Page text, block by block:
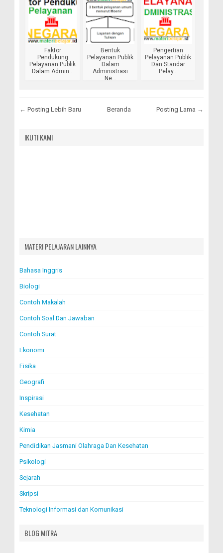
Faktor
Pendukung
Pelayanan Publik
Dalam Admin...
Bentuk
Pelayanan Publik
Dalam
Administrasi
Ne...
Pengertian
Pelayanan Publik
Dan Standar
Pelay...
← Posting Lebih Baru Posting Lama →
Beranda
IKUTI KAMI
MATERI PELAJARAN LAINNYA
Bahasa Inggris
Biologi
Contoh Makalah
Contoh Soal Dan Jawaban
Contoh Surat
Ekonomi
Fisika
Geografi
Inspirasi
Kesehatan
Kimia
Pendidikan Jasmani Olahraga Dan Kesehatan
Psikologi
Sejarah
Skripsi
Teknologi Informasi dan Komunikasi
BLOG MITRA